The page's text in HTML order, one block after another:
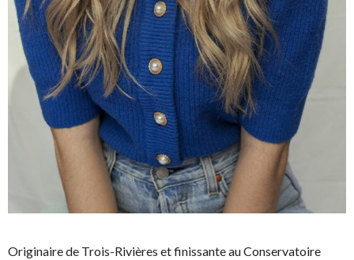
Originaire de Trois-Rivières et finissante au Conservatoire